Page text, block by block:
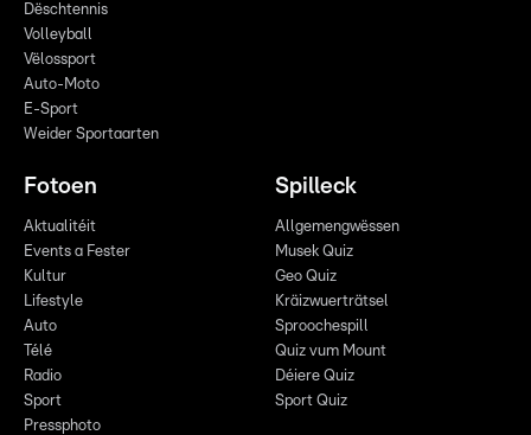
Dëschtennis
Volleyball
Vëlossport
Auto-Moto
E-Sport
Weider Sportaarten
Fotoen
Aktualitéit
Events a Fester
Kultur
Lifestyle
Auto
Télé
Radio
Sport
Pressphoto
Spilleck
Allgemengwëssen
Musek Quiz
Geo Quiz
Kräizwuerträtsel
Sproochespill
Quiz vum Mount
Déiere Quiz
Sport Quiz